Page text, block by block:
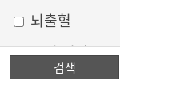
뇌출혈
두피 열상
모발이 거침
검색